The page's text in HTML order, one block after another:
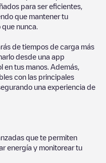
para ser eficientes,
que mantener tu
nunca.
de tiempos de carga más
desde una app
tus manos. Además,
con las principales
una experiencia de
que te permiten
energía y monitorear tu